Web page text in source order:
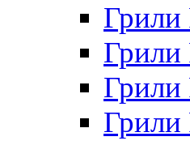
Грили
Грили
Грили
Грили